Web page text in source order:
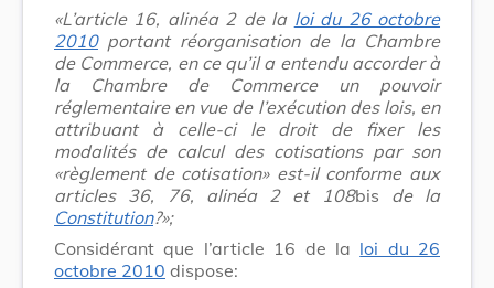
«L’article 16, alinéa 2 de la loi du 26 octobre
2010portant réorganisation de la Chambre
de Commerce, en ce qu’il a entendu accorder à
la Chambre de Commerce un pouvoir
réglementaire en vue de l’exécution des lois, en
attribuant à celle-ci le droit de fixer les
modalités de calcul des cotisations par son
«règlement de cotisation» est-il conforme aux
articles 36, 76, alinéa 2 et 108bis de la
Constitution?»;
Considérant que l’article 16 de la loi du 26
octobre 2010 dispose: